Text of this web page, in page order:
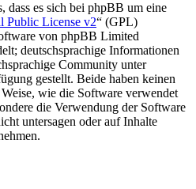
dass es sich bei phpBB um eine
Public License v2“ (GPL)
von phpBB Limited
deutschsprachige Informationen
Community unter
gestellt. Beide haben keinen
wie die Software verwendet
die Verwendung der Software
untersagen oder auf Inhalte